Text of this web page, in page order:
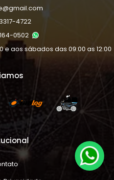
4722
0502
e aos sábados das 09:00 as 12:00